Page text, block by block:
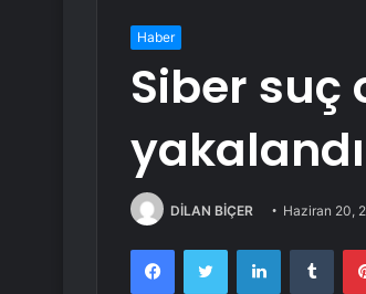
Haber
Siber suç
yakalandı
DİLAN BİÇER Haziran 20,
FacebookTwitter LinkedIn